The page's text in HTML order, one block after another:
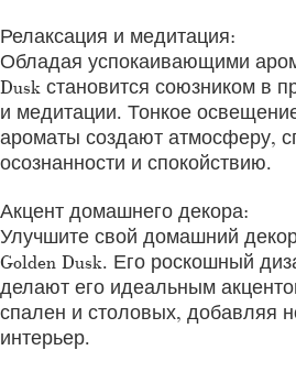
Релаксация и медитация:
Обладая успокаивающими
Dusk становится союзником в
и медитации. Тонкое
ароматы создают атмосферу,
осознанности и спокойствию.
Акцент домашнего декора:
Улучшите свой домашний
Golden Dusk. Его роскошный
делают его идеальным
спален и столовых, добавляя
интерьер.